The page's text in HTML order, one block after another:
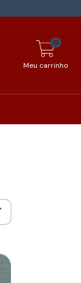
Meu carrinho
0